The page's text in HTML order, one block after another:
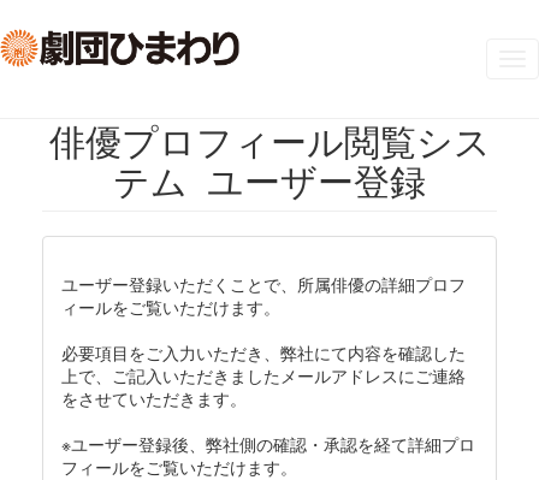
俳優プロフィール閲覧シス
テム ユーザー登録
ユーザー登録いただくことで、所属俳優の詳細プロフ
ィールをご覧いただけます。
必要項目をご入力いただき、弊社にて内容を確認した
上で、ご記入いただきましたメールアドレスにご連絡
をさせていただきます。
※ユーザー登録後、弊社側の確認・承認を経て詳細プロ
フィールをご覧いただけます。